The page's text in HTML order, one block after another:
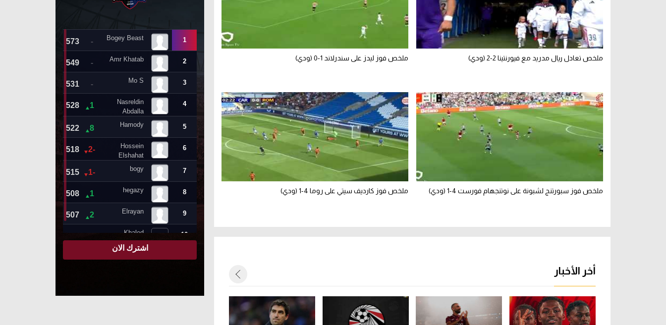
ملخص تعادل ريال مدريد مع فيورنتينا 2-2 (ودي) ملخص فوز ليدز على سندرلاند 1-0 (ودي)
ملخص فوز سبورتنج لشبونة على نوتنجهام فورست 4-1 (ودي) ملخص فوز كارديف سيتي على روما 4-1 (ودي)
أخر الأخبار